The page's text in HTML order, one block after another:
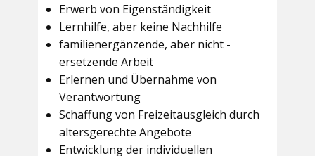
Erwerb von Eigenständigkeit
Lernhilfe, aber keine Nachhilfe
familienergänzende, aber nicht -
ersetzende Arbeit
Erlernen und Übernahme von
Verantwortung
Schaffung von Freizeitausgleich durch
altersgerechte Angebote
Entwicklung der individuellen